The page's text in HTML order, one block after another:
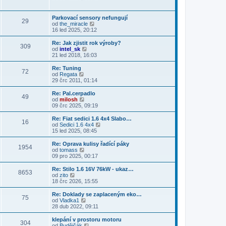
k
í
s
p
ě
e
k
e
d
n
í
p
ř
s
p
e
k
p
o
s
l
e
d
í
p
s
p
ě
e
k
z
i
t
p
o
s
l
e
n
í
p
ř
í
s
p
ě
v
e
k
29
Parkovací sensory nefungují
od the_miracle
o
b
r
z
o
s
e
n
í
p
ř
í
s
p
v
e
k
16 led 2025, 20:12
309
Re: Jak zjistit rok výroby?
od intel_sk
o
b
z
t
p
o
s
e
d
n
í
p
í
s
p
v
e
k
21 led 2018, 16:03
72
Re: Tuning
od Regata
o
b
r
z
t
p
o
s
e
n
í
p
í
s
p
ě
v
e
k
29 črc 2011, 01:14
49
Re: Pal.cerpadlo
od milosh
o
b
r
a
z
p
o
s
e
n
í
p
ř
í
s
p
09 črc 2025, 09:19
16
Re: Fiat sedici 1.6 4x4 Slabo…
od Sedici 1.6 4x4
b
r
t
p
e
í
p
15 led 2025, 08:45
1954
Re: Oprava kulisy řadící páky
od tomass
o
b
r
z
p
o
s
e
09 pro 2025, 00:17
8653
Re: Stilo 1.6 16V 76kW - ukaz…
od zito
o
b
r
a
z
p
18 črc 2026, 15:55
75
Re: Doklady se zaplaceným eko…
od Vladka1
o
b
r
a
28 dub 2022, 09:11
304
klepání v prostoru motoru